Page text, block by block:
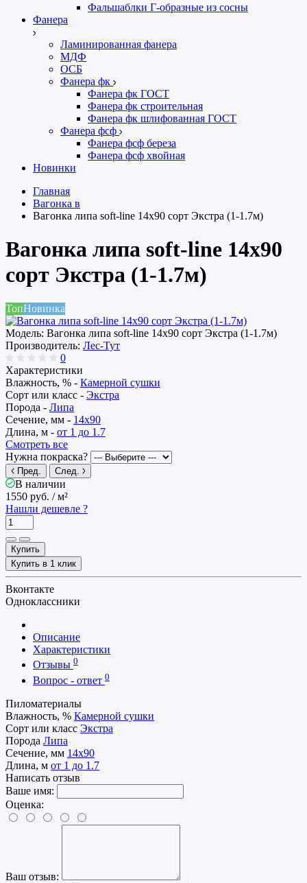
Фальшаблки Г-образные из сосны
Фанера
Ламинированная фанера
МДФ
ОСБ
Фанера фк
Фанера фк ГОСТ
Фанера фк строительная
Фанера фк шлифованная ГОСТ
Фанера фсф
Фанера фсф береза
Фанера фсф хвойная
Новинки
Главная
Вагонка в
Вагонка липа soft-line 14х90 сорт Экстра (1-1.7м)
Вагонка липа soft-line 14х90
сорт Экстра (1-1.7м)
ТопНовинка
Модель: Вагонка липа soft-line 14х90 сорт Экстра (1-1.7м)
Производитель: Лес-Тут
0
Характеристики
Влажность, % - Камерной сушки
Сорт или класс - Экстра
Порода - Липа
Сечение, мм - 14x90
Длина, м - от 1 до 1.7
Смотреть все
Нужна покраска?
Пред. След.
В наличии
1550 руб. / м²
Нашли дешевле ?
Купить
Купить в 1 клик
Вконтакте
Одноклассники
Описание
Характеристики
Отзывы 0
Вопрос - ответ 0
Пиломатериалы
Влажность, % Камерной сушки
Сорт или класс Экстра
Порода Липа
Сечение, мм 14x90
Длина, м от 1 до 1.7
Написать отзыв
Ваше имя:
Оценка:
Ваш отзыв: